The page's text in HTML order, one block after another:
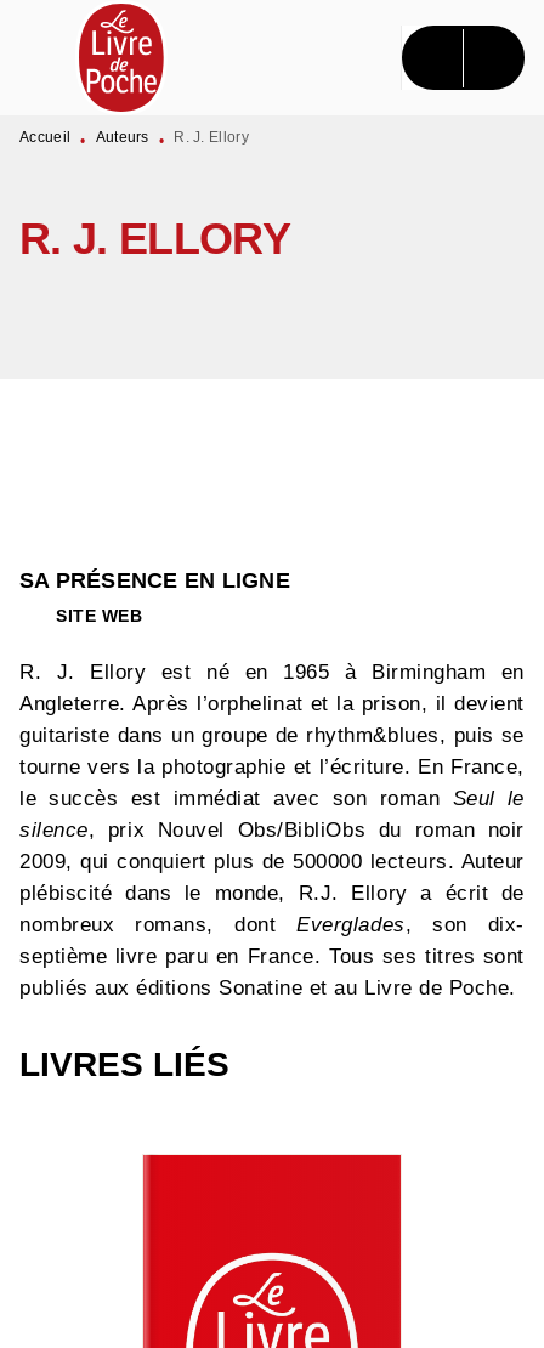
MENU RECHERCHE CONTENU
PIED DE PAGE
Accueil • Auteurs • R. J. Ellory
R. J. ELLORY
R. J. Ellory est né en 1965 à Birmingham en
Angleterre. Après l’orphelinat et la prison, il devient
guitariste dans un groupe de rhythm&blues, puis se
tourne vers la photographie et l’écriture. En France,
le succès est immédiat avec son roman Seul le
silence, prix Nouvel Obs/BibliObs du roman noir
2009, qui conquiert plus de 500000 lecteurs. Auteur
plébiscité dans le monde, R.J. Ellory a écrit de
nombreux romans, dontEverglades, son dix-
septième livre paru en France. Tous ses titres sont
publiés aux éditions Sonatine et au Livre de Poche.
SA PRÉSENCE EN LIGNE
SITE WEB
LIVRES LIÉS